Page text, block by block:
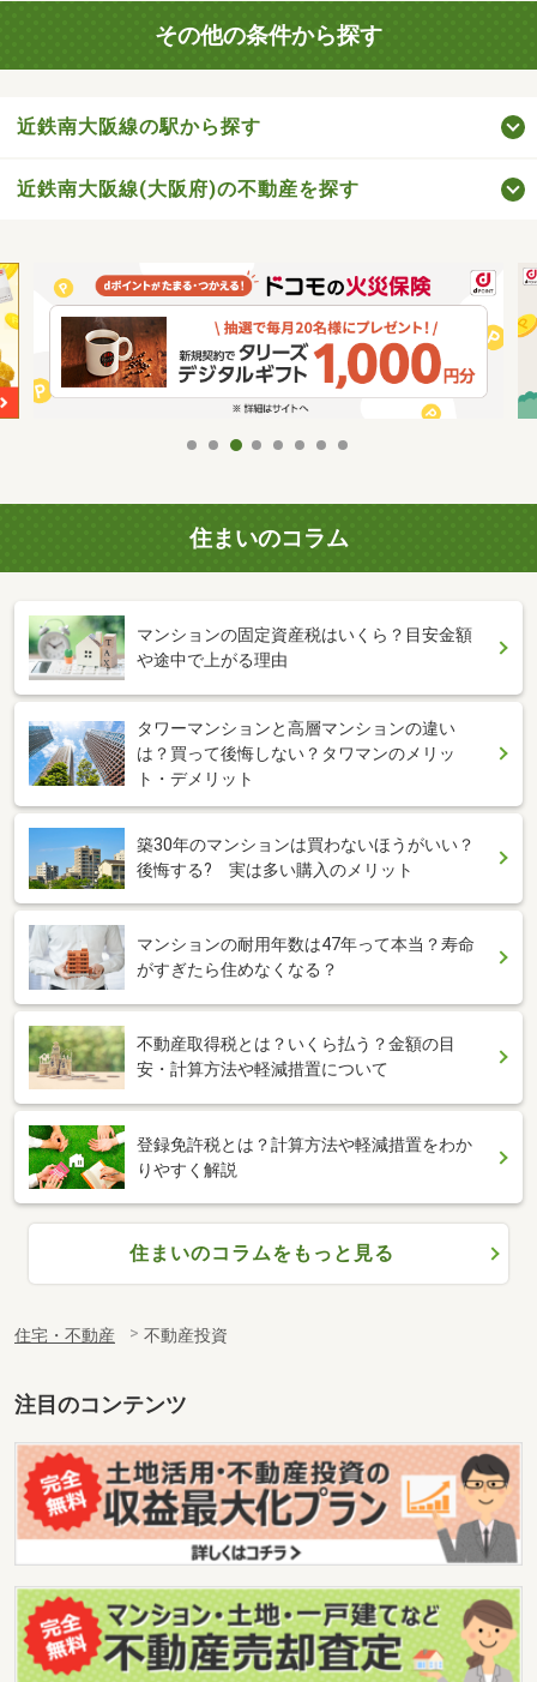
その他の条件から探す
近鉄南大阪線の駅から探す
近鉄南大阪線(大阪府)の不動産を探す
住まいのコラム
マンションの固定資産税はいくら？目安金額
や途中で上がる理由
タワーマンションと高層マンションの違い
は？買って後悔しない？タワマンのメリッ
ト・デメリット
築30年のマンションは買わないほうがいい？
後悔する? 実は多い購入のメリット
マンションの耐用年数は47年って本当？寿命
がすぎたら住めなくなる？
不動産取得税とは？いくら払う？金額の目
安・計算方法や軽減措置について
登録免許税とは？計算方法や軽減措置をわか
りやすく解説
住まいのコラムをもっと見る
住宅・不動産 不動産投資
注目のコンテンツ